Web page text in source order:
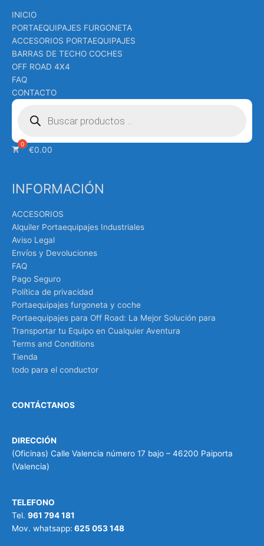
INICIO
PORTAEQUIPAJES FURGONETA
ACCESORIOS PORTAEQUIPAJES
BARRAS DE TECHO COCHES
OFF ROAD 4X4
FAQ
CONTACTO
Búsqueda
productos
€0.00
INFORMACIÓN
ACCESORIOS
Alquiler Portaequipajes Industriales
Aviso Legal
Envíos y Devoluciones
FAQ
Pago Seguro
Política de privacidad
Portaequipajes furgoneta y coche
Portaequipajes para Off Road: La Mejor Solución para
Transportar tu Equipo en Cualquier Aventura
Terms and Conditions
Tienda
todo para el conductor
CONTÁCTANOS
DIRECCIÓN
(Oficinas) Calle Valencia número 17 bajo – 46200 Paiporta
(Valencia)
TELEFONO
Tel. 961 794 181
Mov. whatsapp: 625 053 148